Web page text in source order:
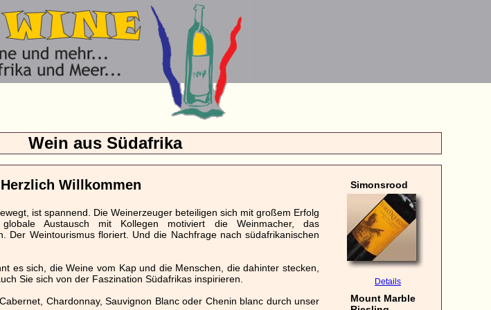
Wein aus Südafrika
Herzlich Willkommen
ist spannend. Die Weinerzeuger beteiligen sich mit großem Erfolg
Austausch mit Kollegen motiviert die Weinmacher, das
Der Weintourismus floriert. Und die Nachfrage nach südafrikanischen
es sich, die Weine vom Kap und die Menschen, die dahinter stecken,
Sie sich von der Faszination Südafrikas inspirieren.
Chardonnay, Sauvignon Blanc oder Chenin blanc durch unser
Simonsrood
Details
Mount Marble